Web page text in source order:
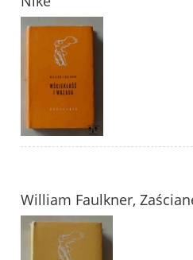
William Faulkner,